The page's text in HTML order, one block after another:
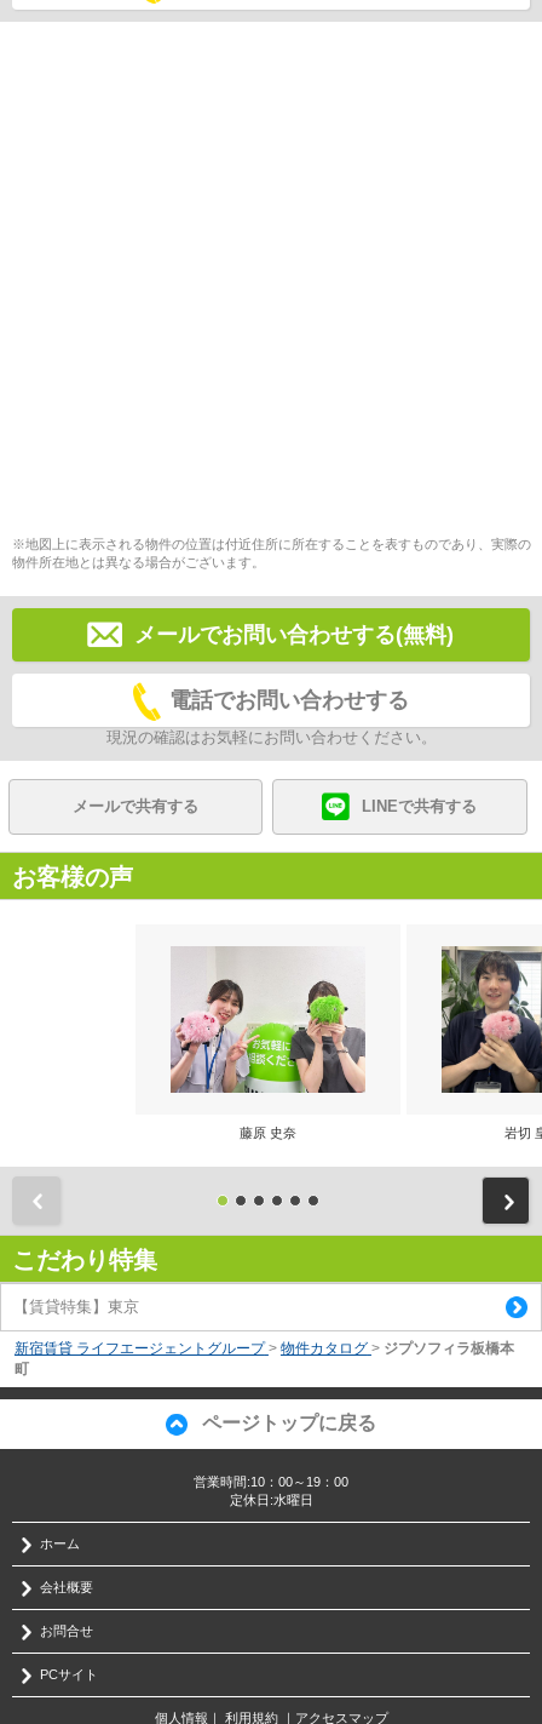
※地図上に表示される物件の位置は付近住所に所在することを表すものであり、実際の
物件所在地とは異なる場合がございます。
メールでお問い合わせする(無料)
電話でお問い合わせする
現況の確認はお気軽にお問い合わせください。
メールで共有する LINEで共有する
お客様の声
藤原 史奈 岩切
こだわり特集
【賃貸特集】東京
新宿賃貸 ライフエージェントグループ > 物件カタログ > ジプソフィラ板橋本
町
ページトップに戻る
営業時間:10：00～19：00
定休日:水曜日
ホーム
会社概要
お問合せ
PCサイト
個人情報 ｜ 利用規約｜ アクセスマップ